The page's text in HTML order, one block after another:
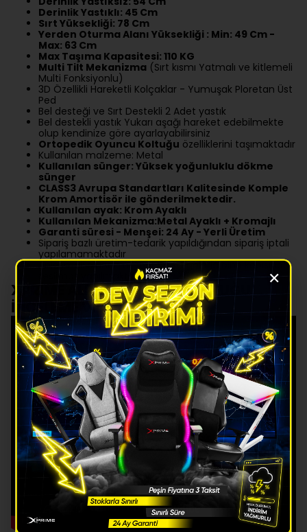
Derinlik Yastıklı: 45 Cm
Sırt Yüksekliği: 78 Cm
Yerden Oturma Alanı Yüksekliği : Min: 49 Cm -
Max: 63 Cm
Max Taşıma Kapasitesi: 110 KG
Multi Tilt Mekanizma (Sırt kısmı Yatmalı ve kitlemeli
Multi Fonksiyonlu)
3D Özellikli Hareketli Kolçaklar - Yumuşak Ploretan Üst
Ped
Bel desteği ve Sırt Destekli 2 Adet yastık
Bel destekli yastık Yukarı aşağı hareket edebilmekte
olup kendinize göre ayarlayabilirsiniz
Ortopedik Oyuncu Koltuğu özelliklerini taşımaktadır
Kullanılan malzeme: Metal
Kullanılan sünger: Yüksek yoğunluklu dökme
sünger
CLASS3 Avrupa Standartları Kalitesinde Komple
Krom Amortisör ile gönderilmektedir.
Kullanılan ayak: Krom Ayaklı
Kullanılan Mekanizma:Metal Ayaklı + Kromajlı
Garanti süresi - Menşei: 24 Ay - Yerli Üretim
Sipariş bazlı üretim-tedarik yapıldığından sipariş iptali
yapılamamaktadır
Anlaşmalı olunan ambar ve kargolarla bina kapısında
teslimat yapılmaktadır
XPRİME ALPHA OYUNCU KOLTUĞU
İNCELEME VİDEOSU
×